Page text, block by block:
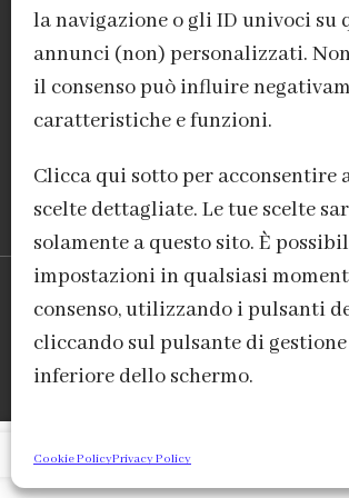
la navigazione o gli ID univoci su
annunci (non) personalizzati.
il consenso può influire
caratteristiche e funzioni.
Clicca qui sotto per acconsentire
scelte dettagliate. Le tue scelte
solamente a questo sito. È
impostazioni in qualsiasi
consenso, utilizzando i pulsanti
cliccando sul pulsante di
inferiore dello schermo.
Cookie PolicyPrivacy Policy
Panna / Cream